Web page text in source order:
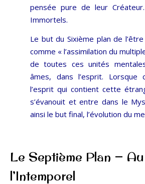
pensée pure de leur
Immortels.
Le but du Sixième plan de
comme « l’assimilation du
de toutes ces unités
âmes, dans l’esprit.
l’esprit qui contient cette
s’évanouit et entre dans le
ainsi le but final, l’évolution du
Le Septième Plan —
l’Intemporel